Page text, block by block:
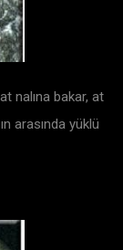
nalına bakar, at
arasında yüklü